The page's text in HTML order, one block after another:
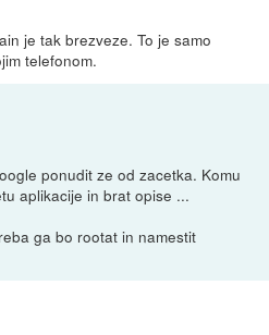
je tak brezveze. To je samo
telefonom.
ponudit ze od zacetka. Komu
aplikacije in brat opise ...
ga bo rootat in namestit